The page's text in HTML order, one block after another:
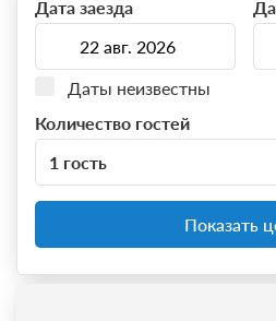
Дата заезда
Даты неизвестны
Количество гостей
1 гость
Показать